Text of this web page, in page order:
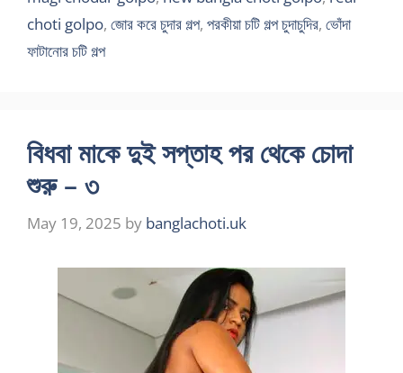
choti golpo, জোর করে চুদার গল্প, পরকীয়া চটি গল্প চুদাচুদির, ভোঁদা
ফাটানোর চটি গল্প
বিধবা মাকে দুই সপ্তাহ পর থেকে চোদা
শুরু – ৩
May 19, 2025 by banglachoti.uk